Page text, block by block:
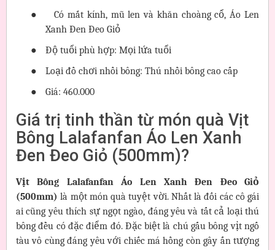
●
Có mắt kính, mũ len và khăn choàng cổ, Áo Len
Xanh Đen Đeo Giỏ
●
Độ tuổi phù hợp: Mọi lứa tuổi
●
Loại đồ chơi nhồi bông: Thú nhồi bông cao cấp
●
Giá: 460.000
Giá trị tinh thần từ món quà Vịt
Bông Lalafanfan Áo Len Xanh
Đen Đeo Giỏ (500mm)?
Vịt Bông Lalafanfan Áo Len Xanh Đen Đeo Giỏ
(500mm) là một món quà tuyệt vời. Nhất là đối các cô gái
ai cũng yêu thích sự ngọt ngào, đáng yêu và tất cả loại thú
bông đều có đặc điểm đó. Đặc biệt là chú gấu bông vịt ngố
tàu vô cùng đáng yêu với chiếc má hồng còn gây ấn tượng